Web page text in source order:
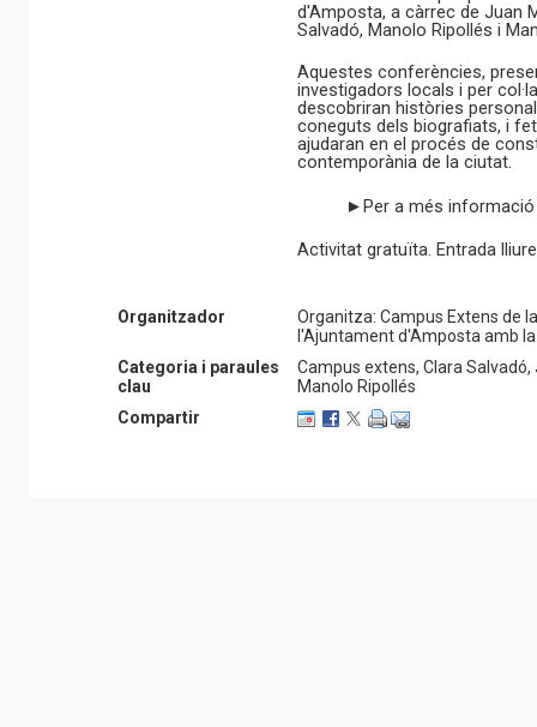
d'Amposta, a càrrec de Juan
Salvadó, Manolo Ripollés i
Aquestes conferències,
investigadors locals i per
descobriran històries
coneguts dels biografiats, i
ajudaran en el procés de
contemporània de la ciutat.
►Per a més
Activitat gratuïta. Entrada lliure
Organitzador
Organitza: Campus Extens de
l'Ajuntament d'Amposta amb
Categoria i paraules
clau
Campus extens, Clara
Manolo Ripollés
Compartir